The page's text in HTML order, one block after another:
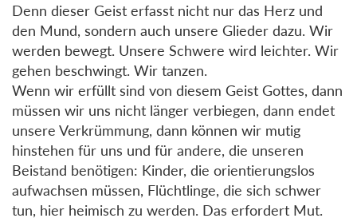
Denn dieser Geist erfasst nicht nur das Herz und
den Mund, sondern auch unsere Glieder dazu. Wir
werden bewegt. Unsere Schwere wird leichter. Wir
gehen beschwingt. Wir tanzen.
Wenn wir erfüllt sind von diesem Geist Gottes, dann
müssen wir uns nicht länger verbiegen, dann endet
unsere Verkrümmung, dann können wir mutig
hinstehen für uns und für andere, die unseren
Beistand benötigen: Kinder, die orientierungslos
aufwachsen müssen, Flüchtlinge, die sich schwer
tun, hier heimisch zu werden. Das erfordert Mut.